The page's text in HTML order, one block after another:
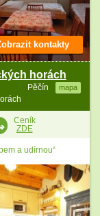
horách
Pěčín mapa
kontakty
Ceník
ZDE
a udírnou“